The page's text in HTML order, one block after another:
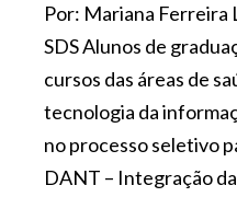
Por: Mariana Ferreira
SDS Alunos de
cursos das áreas de
tecnologia da
no processo seletivo
DANT – Integração